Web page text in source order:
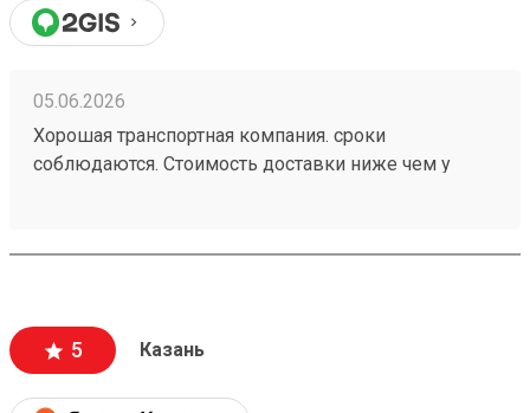
дальше. Жду заказ по доставке радиаторов из
Новосибирска.
05.06.2026
Хорошая транспортная компания. сроки
соблюдаются. Стоимость доставки ниже чем у
260472502
5 Казань